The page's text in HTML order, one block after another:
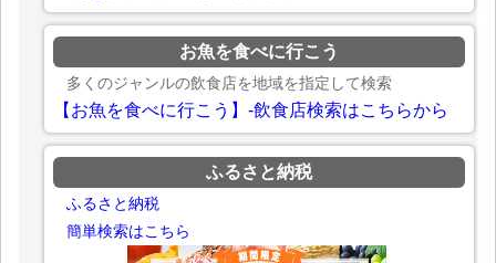
お魚を食べに行こう
多くのジャンルの飲食店を地域を指定して検索
【お魚を食べに行こう】-飲食店検索はこちらから
ふるさと納税
ふるさと納税
簡単検索はこちら